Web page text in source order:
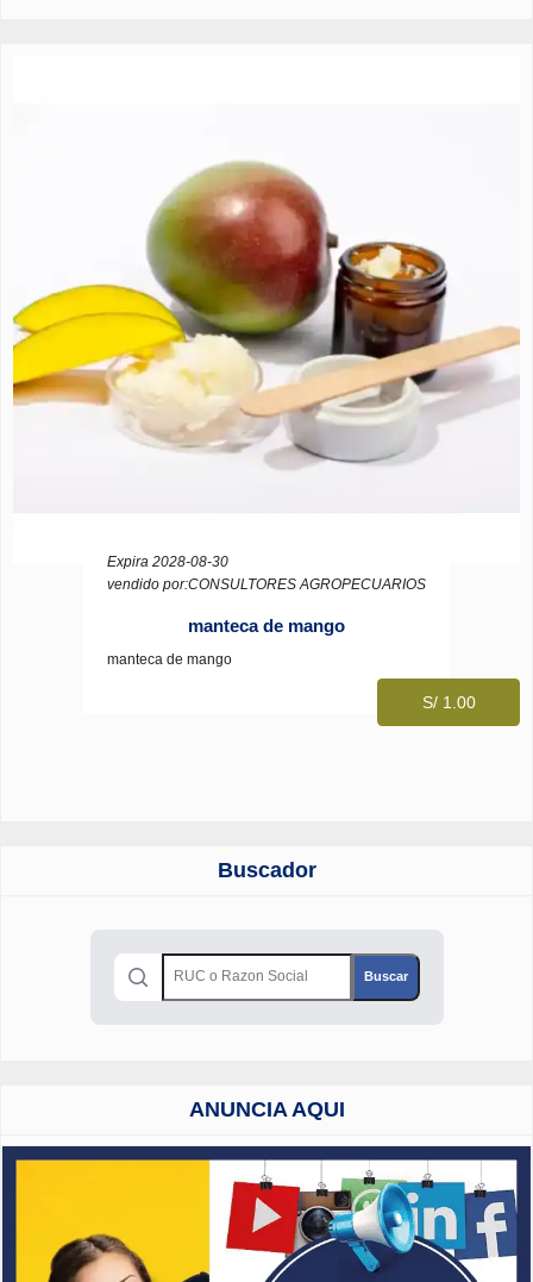
Expira 2028-08-30
vendido por:CONSULTORES AGROPECUARIOS
manteca de mango
manteca de mango
S/ 1.00
Buscador
ANUNCIA AQUI